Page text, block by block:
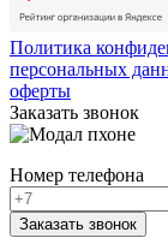
Политика
персональных
оферты
Заказать звонок
Номер телефона